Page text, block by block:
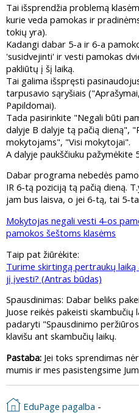
Tai išsprendžia problemą
kurie veda pamokas ir
tokių yra).
Kadangi dabar 5-a ir 6-a
'susidvejinti' ir vesti pamokas
pakliūtų į šį laiką.
Tai galima išspręsti
tarpusavio sąryšiais
Papildomai).
Tada pasirinkite "Negali būti
dalyje B dalyje tą pačią dieną",
mokytojams", "Visi mokytojai".
A dalyje paukščiuku
Dabar programa nebedės
IR 6-tą poziciją tą pačią dieną.
jam bus laisva, o jei 6-tą, tai 5-
Mokytojas negali vesti 4-os
pamokos šeštoms klasėms
Taip pat žiūrėkite:
Turime skirtingą pertraukų laiką
jį įvesti? (Antras būdas)
Spausdinimas: Dabar beliks
Juose reikės pakeisti skambučių
padaryti "Spausdinimo
klavišu ant skambučių laikų.
Pastaba: Jei toks sprendimas
mumis ir mes pasistengsime
EduPage pagalba -